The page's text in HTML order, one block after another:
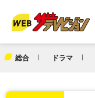
総合 ドラマ